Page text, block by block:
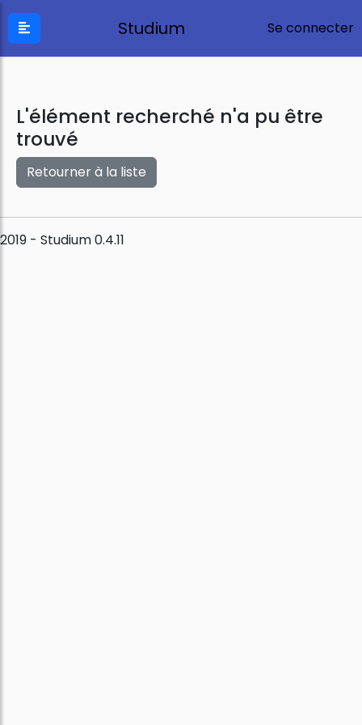
Studium Se connecter
L'élément recherché n'a pu être
trouvé
Retourner à la liste
2019 - Studium 0.4.11